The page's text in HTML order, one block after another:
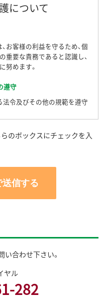
について
お客様の利益を守るため、個
重要な責務であると認識し、
努めます。
遵守
法令及びその他の規範を遵守
利用目的を明確化するよう
の範囲を超えて利用すること
手続についての代理業務
士が受任できる範囲における
請
の特定の機微な個人情報が含
り扱います。
のボックスにチェックを入
合わせ下さい。
ヤル
282